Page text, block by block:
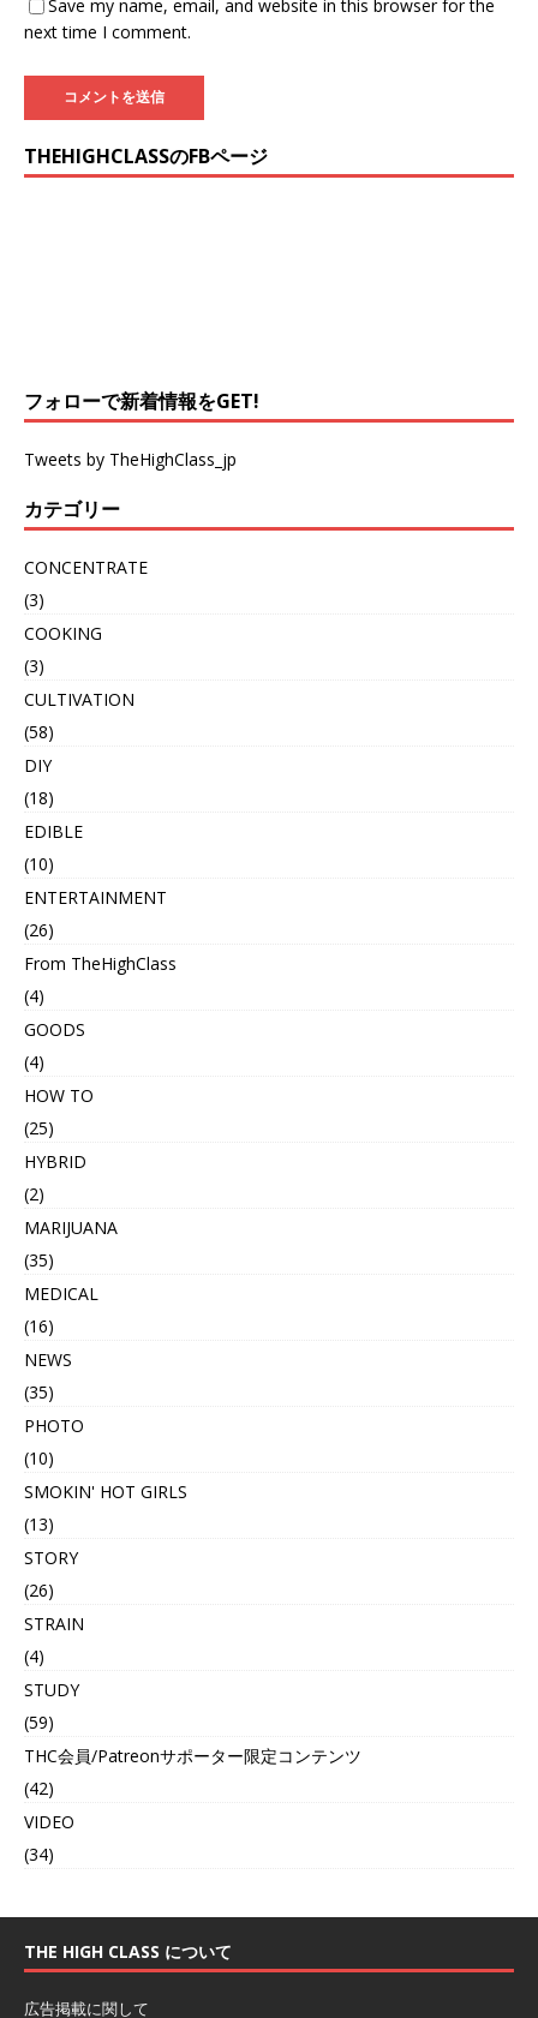
Save my name, email, and website in this browser for the
next time I comment.
THEHIGHCLASSのFBページ
フォローで新着情報をGET!
Tweets by TheHighClass_jp
カテゴリー
CONCENTRATE
(3)
COOKING
(3)
CULTIVATION
(58)
DIY
(18)
EDIBLE
(10)
ENTERTAINMENT
(26)
From TheHighClass
(4)
GOODS
(4)
HOW TO
(25)
HYBRID
(2)
MARIJUANA
(35)
MEDICAL
(16)
NEWS
(35)
PHOTO
(10)
SMOKIN' HOT GIRLS
(13)
STORY
(26)
STRAIN
(4)
STUDY
(59)
THC会員/Patreonサポーター限定コンテンツ
(42)
VIDEO
(34)
THE HIGH CLASS について
広告掲載に関して